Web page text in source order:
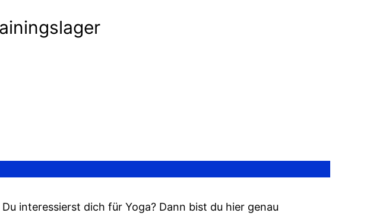
Du interessierst dich für Yoga? Dann bist du hier genau